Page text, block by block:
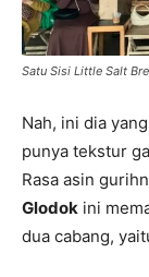
Satu Sisi Little Salt
Nah, ini dia
punya tekstur
Rasa asin
Glodok ini
dua cabang,